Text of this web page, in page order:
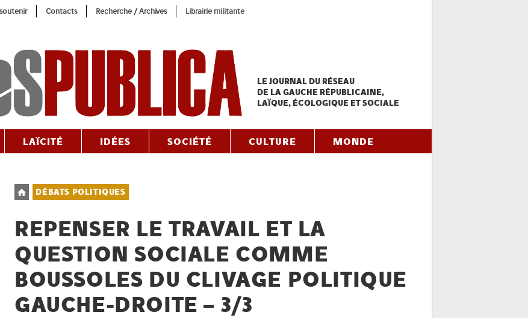
Contacts Recherche / Archives Librairie militante
LE JOURNAL DU RÉSEAU
DE LA GAUCHE RÉPUBLICAINE,
LAÏQUE, ÉCOLOGIQUE ET SOCIALE
LAÏCITÉ IDÉES SOCIÉTÉ CULTURE MONDE
Post
category:
DÉBATS POLITIQUES
REPENSER LE TRAVAIL ET LA
QUESTION SOCIALE COMME
BOUSSOLES DU CLIVAGE POLITIQUE
GAUCHE-DROITE – 3/3